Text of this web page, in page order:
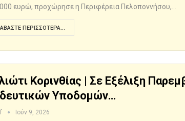
ευρώ, προχώρησε η Περιφέρεια Πελοποννήσου,…
ΠΕΡΙΣΣΌΤΕΡΑ...
Κορινθίας | Σε Εξέλιξη
Υποδομών…
Ιούν 9, 2026